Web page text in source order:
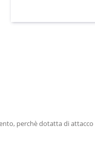
perchè dotatta di